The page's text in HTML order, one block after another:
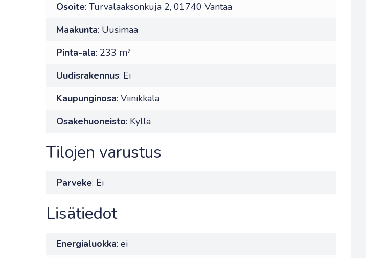
Osoite: Turvalaaksonkuja 2, 01740 Vantaa
Maakunta: Uusimaa
Pinta-ala: 233 m²
Uudisrakennus: Ei
Kaupunginosa: Viinikkala
Osakehuoneisto: Kyllä
Tilojen varustus
Parveke: Ei
Lisätiedot
Energialuokka: ei